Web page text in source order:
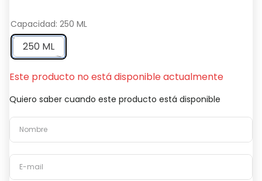
Capacidad: 250 ML
250 ML
Este producto no está disponible actualmente
Quiero saber cuando este producto está disponible